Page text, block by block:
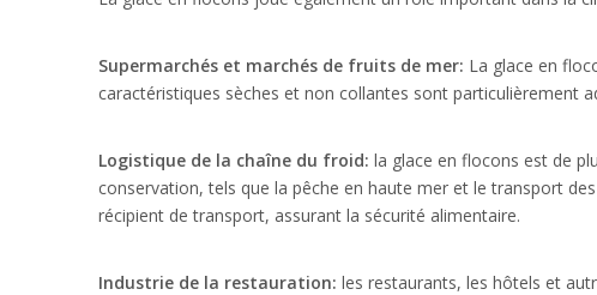
Supermarchés et marchés de fruits de mer: La glace en
caractéristiques sèches et non collantes sont particulièrement
Logistique de la chaîne du froid: la glace en flocons est de
conservation, tels que la pêche en haute mer et le transport
récipient de transport, assurant la sécurité alimentaire.
Industrie de la restauration: les restaurants, les hôtels et